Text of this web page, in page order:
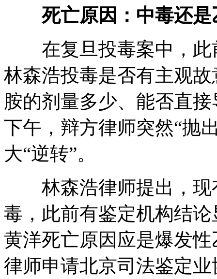
死亡原因：中毒还是
在复旦投毒案中，此
林森浩投毒是否有主观
胺的剂量多少、能否直
下午，辩方律师突然“抛
大“逆转”。
林森浩律师提出，现
毒，此前有鉴定机构结
黄洋死亡原因应是爆发
律师申请北京司法鉴定